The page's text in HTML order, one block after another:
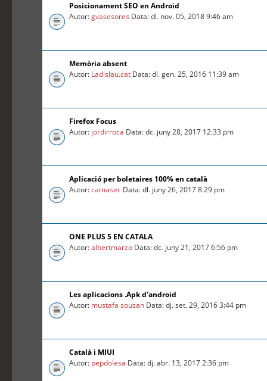
Posicionament SEO en Android
Autor:gvasesores Data: dl. nov. 05, 2018 9:46 am
Memòria absent
Autor: Ladislau.cat Data: dl. gen. 25, 2016 11:39 am
Firefox Focus
Autor: jordirroca Data: dc. juny 28, 2017 12:33 pm
Aplicació per boletaires 100% en català
Autor:camasec Data: dl. juny 26, 2017 8:29 pm
ONE PLUS 5 EN CATALA
Autor:albertmarzo Data: dc. juny 21, 2017 6:56 pm
Les aplicacions .Apk d'android
Autor: mustafa sousan Data: dj. set. 29, 2016 3:44 pm
Català i MIUI
Autor: pepdolesa Data: dj. abr. 13, 2017 2:36 pm